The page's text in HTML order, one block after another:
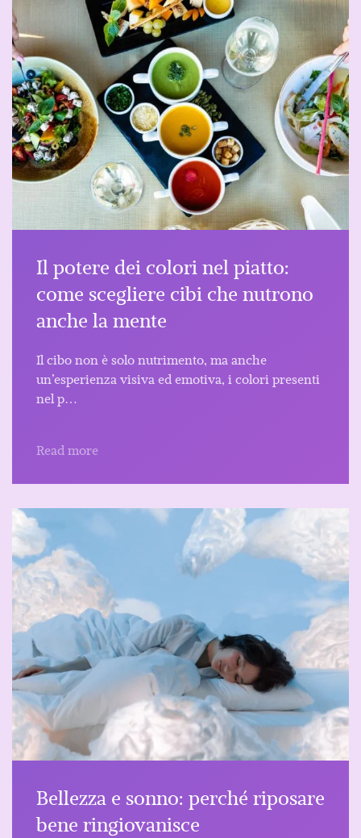
Il potere dei colori nel piatto:
come scegliere cibi che nutrono
anche la mente
Il cibo non è solo nutrimento, ma anche
un’esperienza visiva ed emotiva, i colori presenti
nel p…
Read more
Bellezza e sonno: perché riposare
bene ringiovanisce